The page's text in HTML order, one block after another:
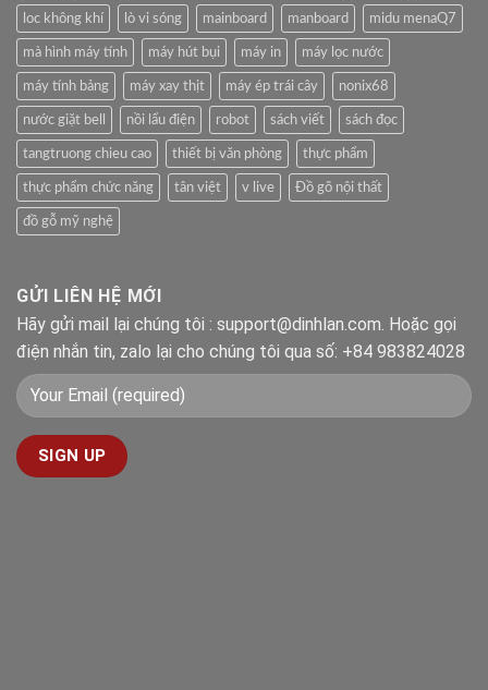
loc không khí lò vi sóng mainboard manboard midu menaQ7
mà hình máy tính máy hút bụi máy in máy lọc nước
máy tính bảng máy xay thịt máy ép trái cây nonix68
nước giặt bell nồi lẩu điện robot sách viết sách đọc
tangtruong chieu cao thiết bị văn phòng thực phẩm
thực phẩm chức năng tân việt v live Đồ gõ nội thất
đồ gỗ mỹ nghệ
GỬI LIÊN HỆ MỚI
Hãy gửi mail lại chúng tôi : support@dinhlan.com. Hoặc gọi
điện nhắn tin, zalo lại cho chúng tôi qua số: +84 983824028